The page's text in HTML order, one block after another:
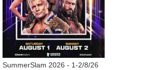
SummerSlam 2026 - 1-2/8/26